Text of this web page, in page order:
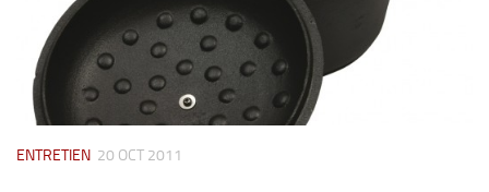
ENTRETIEN 20 OCT 2011